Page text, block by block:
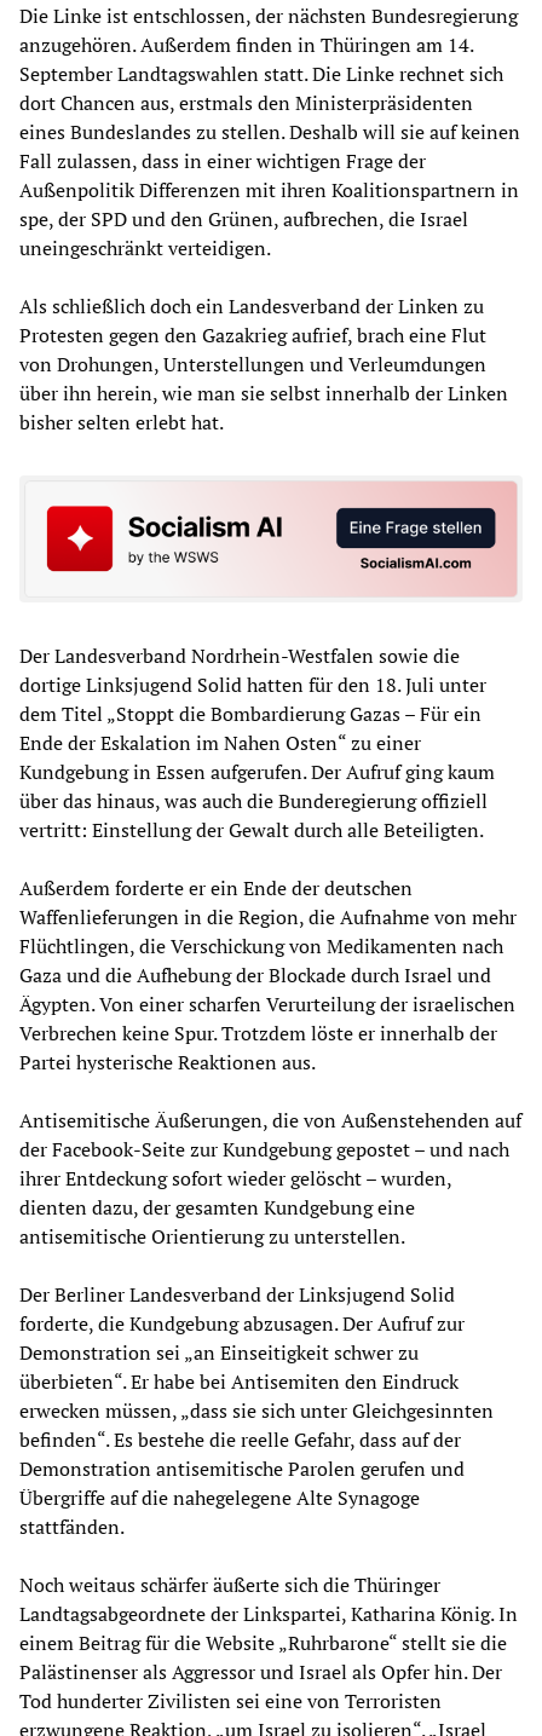
Die Linke ist entschlossen, der nächsten Bundesregierung
anzugehören. Außerdem finden in Thüringen am 14.
September Landtagswahlen statt. Die Linke rechnet sich
dort Chancen aus, erstmals den Ministerpräsidenten
eines Bundeslandes zu stellen. Deshalb will sie auf keinen
Fall zulassen, dass in einer wichtigen Frage der
Außenpolitik Differenzen mit ihren Koalitionspartnern in
spe, der SPD und den Grünen, aufbrechen, die Israel
uneingeschränkt verteidigen.
Als schließlich doch ein Landesverband der Linken zu
Protesten gegen den Gazakrieg aufrief, brach eine Flut
von Drohungen, Unterstellungen und Verleumdungen
über ihn herein, wie man sie selbst innerhalb der Linken
bisher selten erlebt hat.
Der Landesverband Nordrhein-Westfalen sowie die
dortige Linksjugend Solid hatten für den 18. Juli unter
dem Titel „Stoppt die Bombardierung Gazas – Für ein
Ende der Eskalation im Nahen Osten“ zu einer
Kundgebung in Essen aufgerufen. Der Aufruf ging kaum
über das hinaus, was auch die Bunderegierung offiziell
vertritt: Einstellung der Gewalt durch alle Beteiligten.
Außerdem forderte er ein Ende der deutschen
Waffenlieferungen in die Region, die Aufnahme von mehr
Flüchtlingen, die Verschickung von Medikamenten nach
Gaza und die Aufhebung der Blockade durch Israel und
Ägypten. Von einer scharfen Verurteilung der israelischen
Verbrechen keine Spur. Trotzdem löste er innerhalb der
Partei hysterische Reaktionen aus.
Antisemitische Äußerungen, die von Außenstehenden auf
der Facebook-Seite zur Kundgebung gepostet – und nach
ihrer Entdeckung sofort wieder gelöscht – wurden,
dienten dazu, der gesamten Kundgebung eine
antisemitische Orientierung zu unterstellen.
Der Berliner Landesverband der Linksjugend Solid
forderte, die Kundgebung abzusagen. Der Aufruf zur
Demonstration sei „an Einseitigkeit schwer zu
überbieten“. Er habe bei Antisemiten den Eindruck
erwecken müssen, „dass sie sich unter Gleichgesinnten
befinden“. Es bestehe die reelle Gefahr, dass auf der
Demonstration antisemitische Parolen gerufen und
Übergriffe auf die nahegelegene Alte Synagoge
stattfänden.
Noch weitaus schärfer äußerte sich die Thüringer
Landtagsabgeordnete der Linkspartei, Katharina König. In
einem Beitrag für die Website „Ruhrbarone“ stellt sie die
Palästinenser als Aggressor und Israel als Opfer hin. Der
Tod hunderter Zivilisten sei eine von Terroristen
erzwungene Reaktion, „um Israel zu isolieren“. „Israel